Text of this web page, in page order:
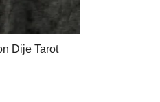
Dije Tarot